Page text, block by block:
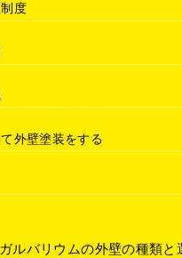
度
外壁塗装をする
ガルバリウムの外壁の種類と